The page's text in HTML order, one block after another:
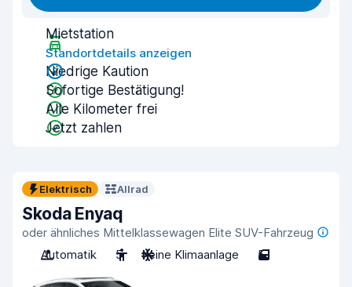
Mietstation
Standortdetails anzeigen
Niedrige Kaution
Sofortige Bestätigung!
Alle Kilometer frei
Jetzt zahlen
Elektrisch Allrad
Skoda Enyaq
oder ähnliches Mittelklassewagen Elite SUV-Fahrzeug
Automatik
5 Keine Klimaanlage 5